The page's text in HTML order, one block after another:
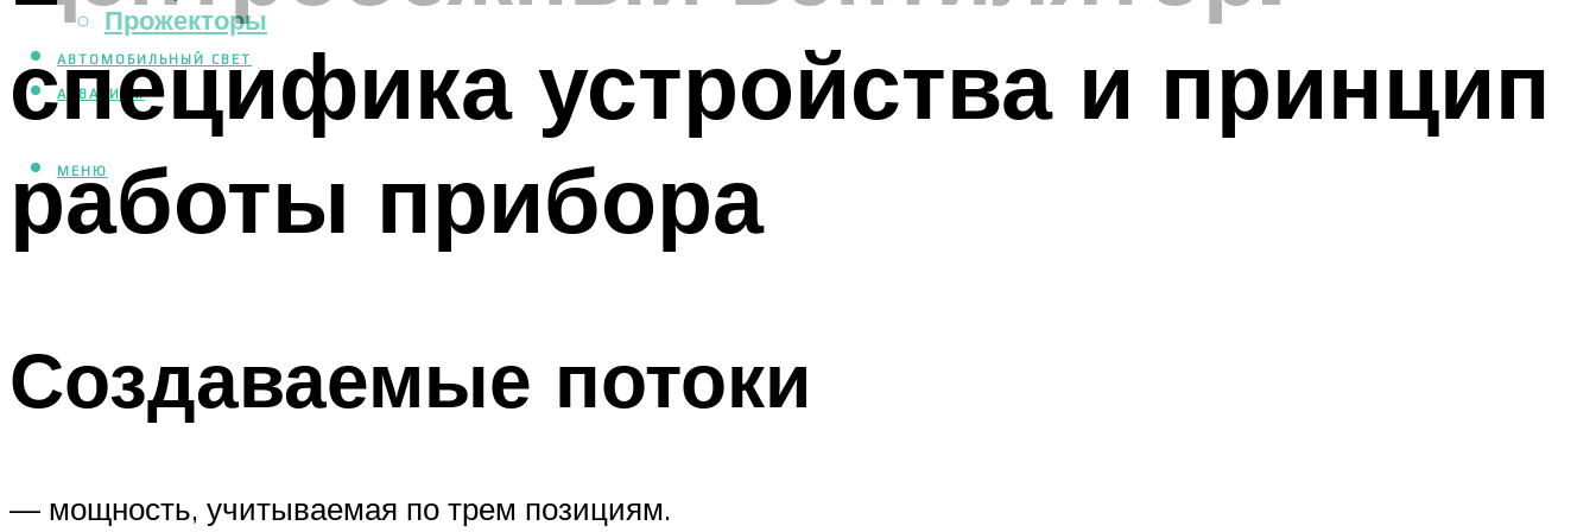
Прожекторы
АВТОМОБИЛЬНЫЙ СВЕТ
АКВАРИУМ
МЕНЮ
специфика устройства и принцип
работы прибора
Создаваемые потоки
— мощность, учитываемая по трем позициям.